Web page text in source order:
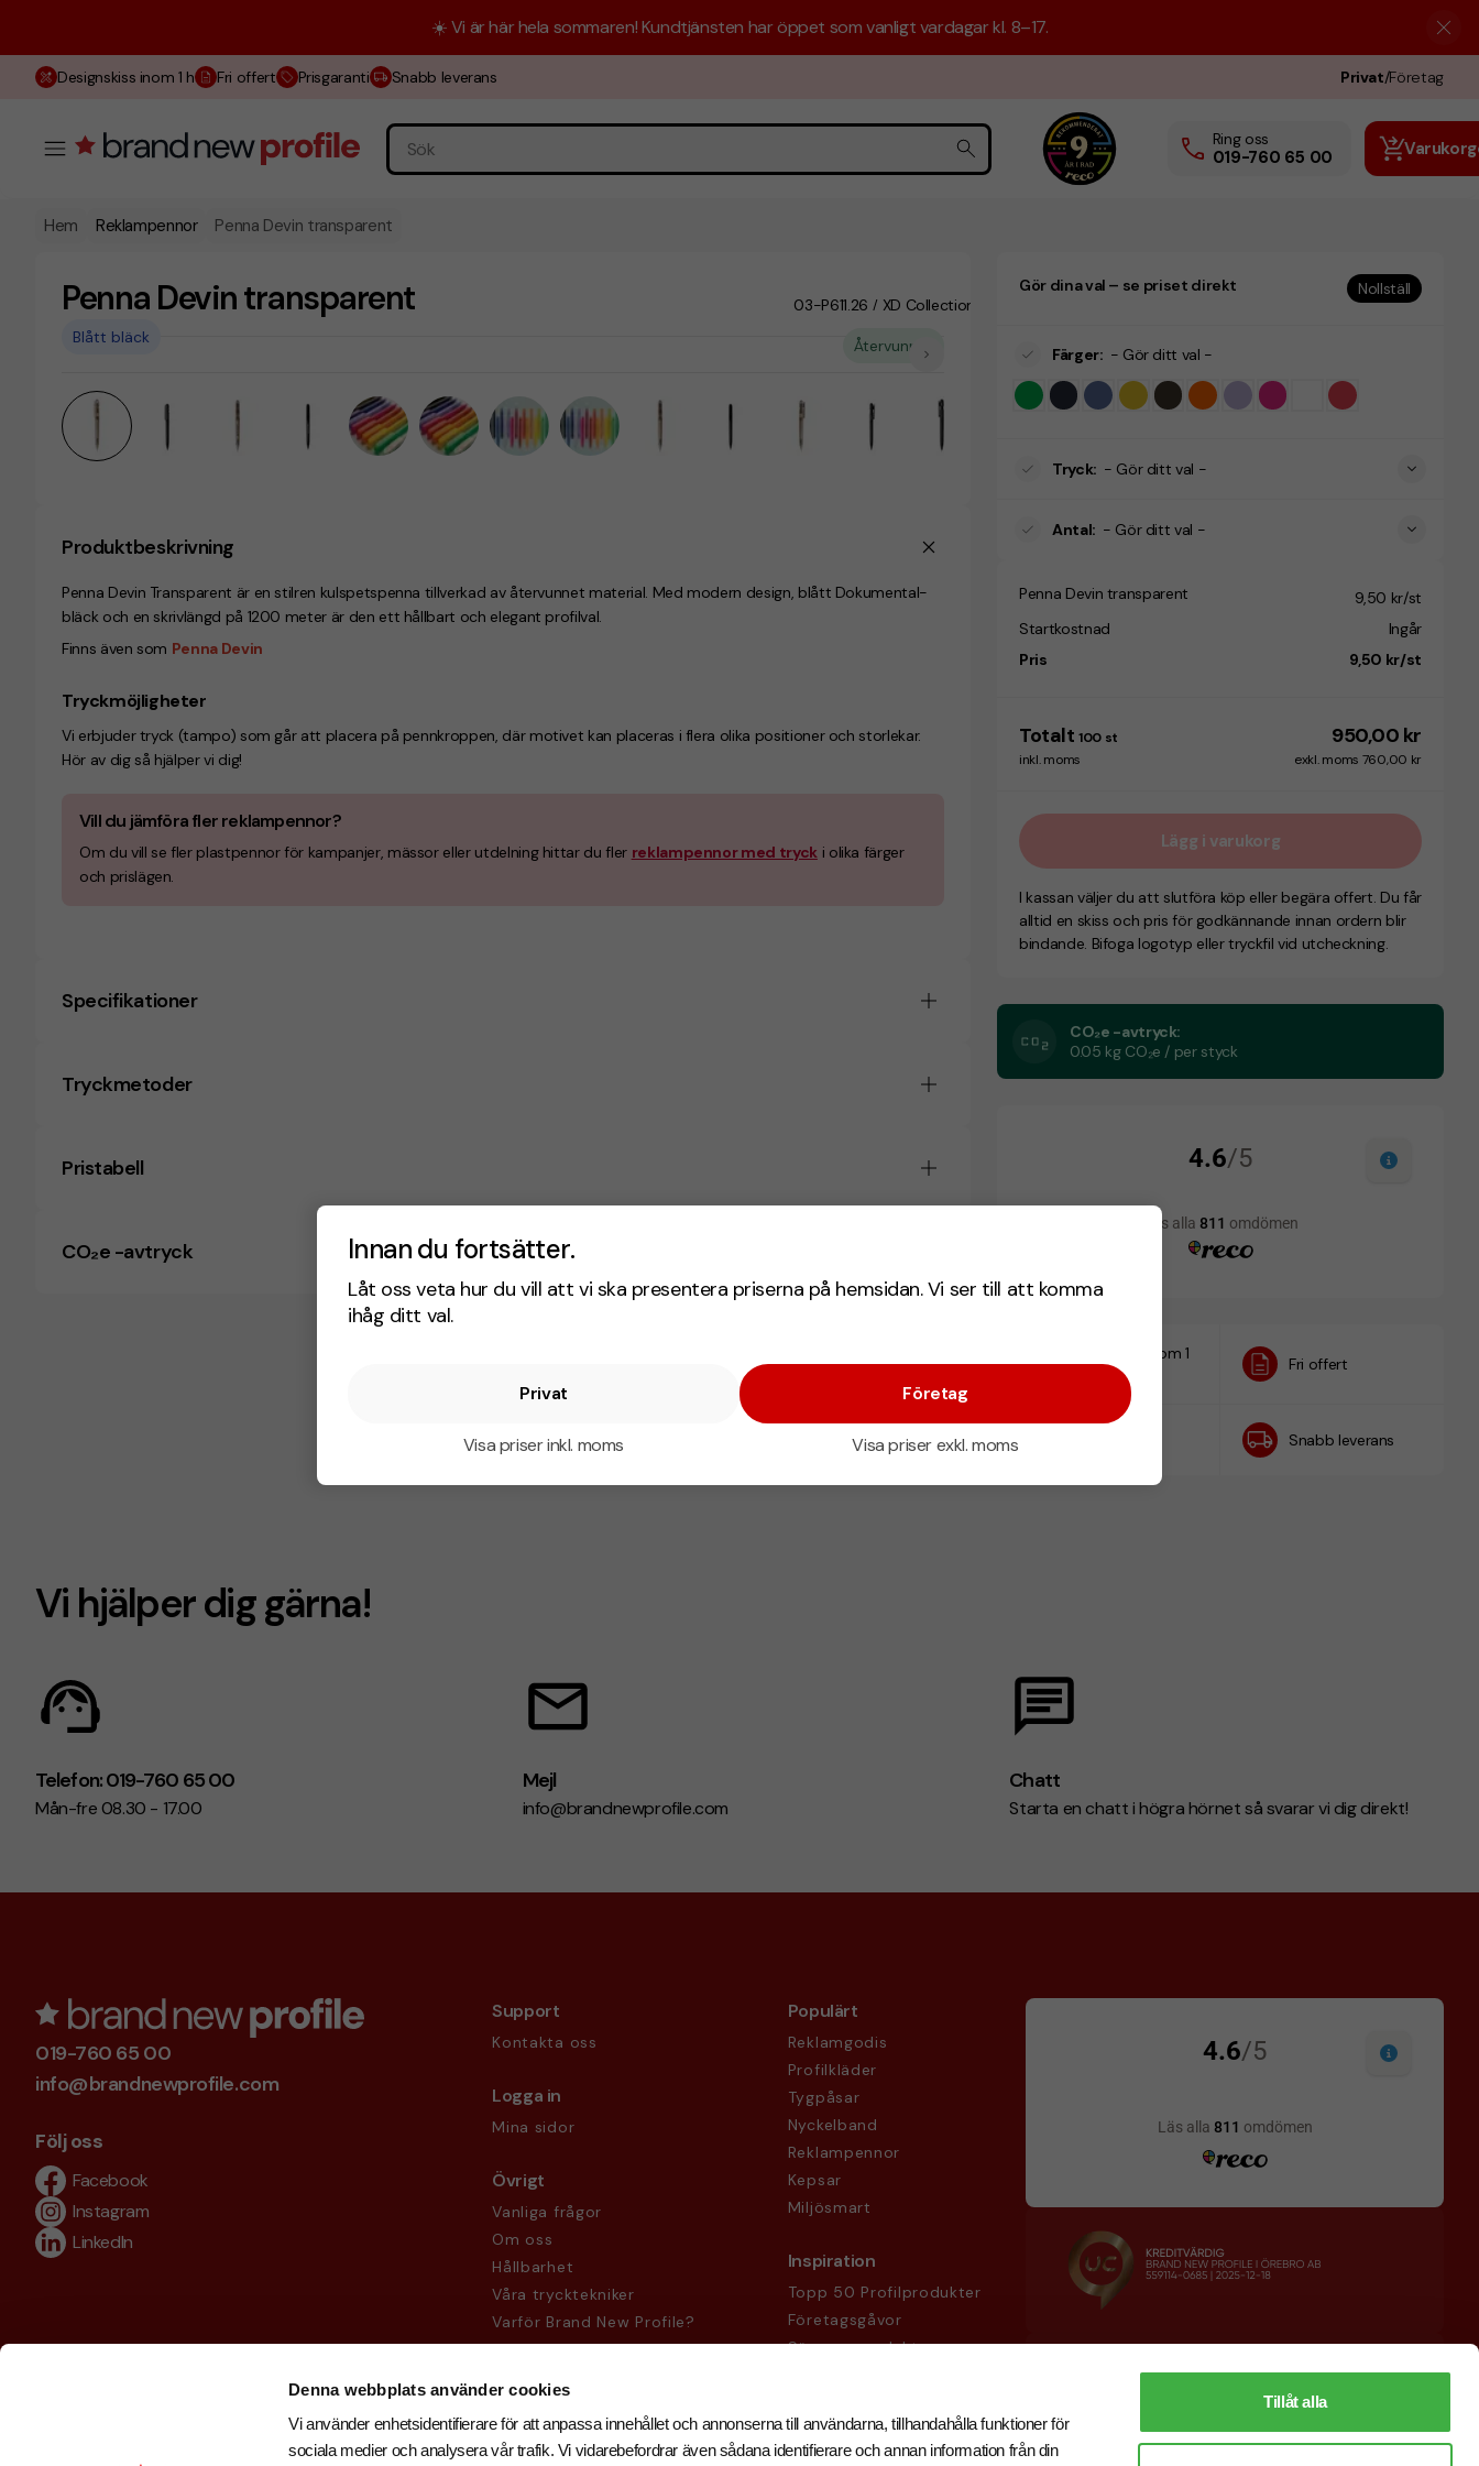
Denna webbplats använder cookies
Vi använder enhetsidentifierare för att anpassa innehållet och annonserna till användarna, tillhandahålla funktioner för
sociala medier och analysera vår trafik. Vi vidarebefordrar även sådana identifierare och annan information från din
Tillåt alla
Innan du fortsätter.
Låt oss veta hur du vill att vi ska presentera priserna på hemsidan. Vi ser till att komma
ihåg ditt val.
Privat
Visa priser inkl. moms
Företag
Visa priser exkl. moms
☀️ Vi är här hela sommaren! Kundtjänsten har öppet som vanligt vardagar kl. 8–17.
Designskiss inom 1 h Fri offert Prisgaranti Snabb leverans Privat/Företag
Ring oss
019-760 65 00
Hem Reklampennor Penna Devin transparent
Penna Devin transparent 03-P611.26 / XD Collection
Återvunnet
Blått bläck
Produktbeskrivning
Penna Devin Transparent är en stilren kulspetspenna tillverkad av återvunnet material. Med modern design, blått Dokumental-
bläck och en skrivlängd på 1200 meter är den ett hållbart och elegant profilval.
Finns även som Penna Devin
Tryckmöjligheter
Vi erbjuder tryck (tampo) som går att placera på pennkroppen, där motivet kan placeras i flera olika positioner och storlekar.
Hör av dig så hjälper vi dig!
Vill du jämföra fler reklampennor?
Om du vill se fler plastpennor för kampanjer, mässor eller utdelning hittar du fler reklampennor med tryck i olika färger
och prislägen.
Specifikationer
Tryckmetoder
Pristabell
CO₂e -avtryck
Gör dina val – se priset direkt Nollställ
Färger: - Gör ditt val -
Tryck: - Gör ditt val -
Antal: - Gör ditt val -
Penna Devin transparent
9,50 kr/st
Startkostnad
Ingår
Pris
9,50 kr/st
Totalt 100 st 950,00 kr
inkl. moms exkl. moms 760,00 kr
Lägg i varukorg
I kassan väljer du att slutföra köp eller begära offert. Du får
alltid en skiss och pris för godkännande innan ordern blir
bindande. Bifoga logotyp eller tryckfil vid utcheckning.
CO₂e -avtryck:
0.05 kg CO₂e / per styck
Designskiss inom 1
Fri offert
Snabb leverans
Vi hjälper dig gärna!
Telefon: 019-760 65 00
Mån-fre 08.30 - 17.00
Mejl
info@brandnewprofile.com
Chatt
Starta en chatt i högra hörnet så svarar vi dig direkt!
019-760 65 00
info@brandnewprofile.com
Följ oss
Facebook
Instagram
LinkedIn
Support
Kontakta oss
Logga in
Mina sidor
Övrigt
Vanliga frågor
Om oss
Hållbarhet
Våra trycktekniker
Varför Brand New Profile?
Köpvillkor
Populärt
Reklamgodis
Profilkläder
Tygpåsar
Nyckelband
Reklampennor
Kepsar
Miljösmart
Inspiration
Topp 50 Profilprodukter
Företagsgåvor
Säsongsprodukter
Snabb leverans